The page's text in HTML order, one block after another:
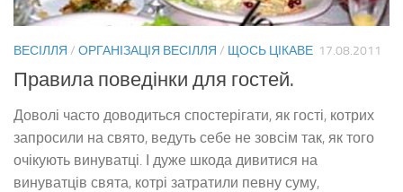
ВЕСІЛЛЯ / ОРГАНІЗАЦІЯ ВЕСІЛЛЯ / ЩОСЬ ЦІКАВЕ 17.08.2011
Правила поведінки для гостей.
Доволі часто доводиться спостерігати, як гості, котрих
запросили на свято, ведуть себе не зовсім так, як того
очікують винуватці. І дуже шкода дивитися на
винуватців свята, котрі затратили певну суму,